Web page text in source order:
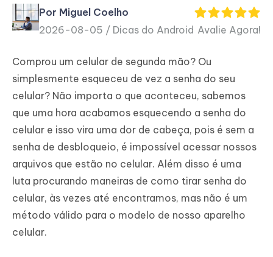
for iOS
Editor
iAnyGo
Por Miguel Coelho
2026-08-05 / Dicas do Android Avalie Agora!
Comprou um celular de segunda mão? Ou
simplesmente esqueceu de vez a senha do seu
celular? Não importa o que aconteceu, sabemos
que uma hora acabamos esquecendo a senha do
celular e isso vira uma dor de cabeça, pois é sem a
senha de desbloqueio, é impossível acessar nossos
arquivos que estão no celular. Além disso é uma
luta procurando maneiras de como tirar senha do
celular, às vezes até encontramos, mas não é um
método válido para o modelo de nosso aparelho
celular.